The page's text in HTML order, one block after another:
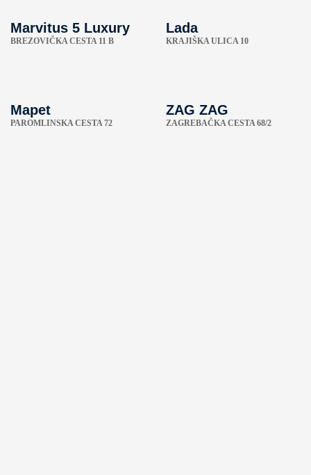
Marvitus 5 Luxury
BREZOVIČKA CESTA 11 B
Lada
KRAJIŠKA ULICA 10
Mapet
PAROMLINSKA CESTA 72
ZAG ZAG
ZAGREBAČKA CESTA 68/2